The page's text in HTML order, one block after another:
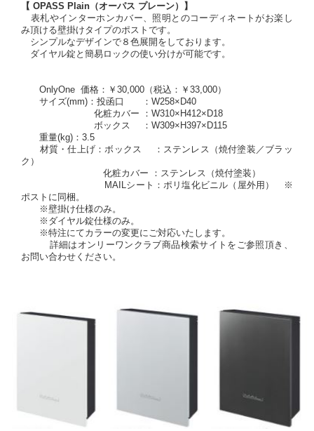
【 OPASS Plain（オーパス プレーン）】
表札やインターホンカバー、照明とのコーディネートがお楽し
み頂ける壁掛けタイプのポストです。
シンプルなデザインで８色展開をしております。
ダイヤル錠と簡易ロックの使い分けが可能です。
OnlyOne 価格：￥30,000（税込：￥33,000）
サイズ(mm)：投函口 ：W258×D40
化粧カバー ：W310×H412×D18
ボックス ：W309×H397×D115
重量(kg)：3.5
材質・仕上げ：ボックス ：ステンレス（焼付塗装／ブラッ
ク）
化粧カバー ： ステンレス（焼付塗装）
MAILシート：ポリ塩化ビニル（屋外用） ※
ポストに同梱。
※壁掛け仕様のみ。
※ダイヤル錠仕様のみ。
※特注にてカラーの変更にご対応いたします。
詳細はオンリーワンクラブ商品検索サイトをご参照頂き、
お問い合わせください。